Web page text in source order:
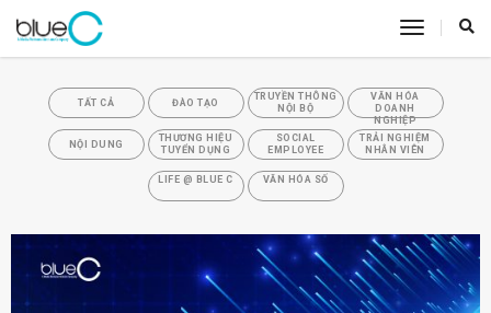
toggle
TẤT CẢ ĐÀO TẠO
TRUYỀN THÔNG
NỘI BỘ
VĂN HÓA
DOANH
NGHIỆP
NỘI DUNG
THƯƠNG HIỆU
TUYỂN DỤNG
SOCIAL
EMPLOYEE
TRẢI NGHIỆM
NHÂN VIÊN
LIFE @ BLUE C VĂN HÓA SỐ